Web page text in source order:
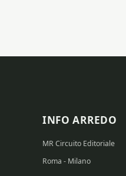
INFO ARREDO
MR Circuito Editoriale
Roma - Milano